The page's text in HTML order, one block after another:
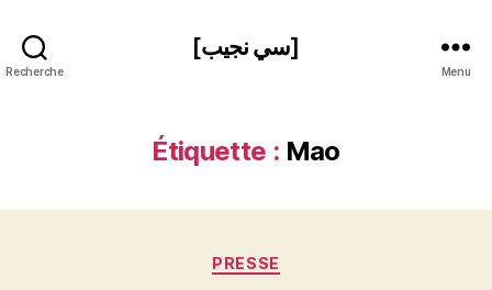
Recherche
[سي نجيب]
Menu
Étiquette : Mao
Catégories
PRESSE